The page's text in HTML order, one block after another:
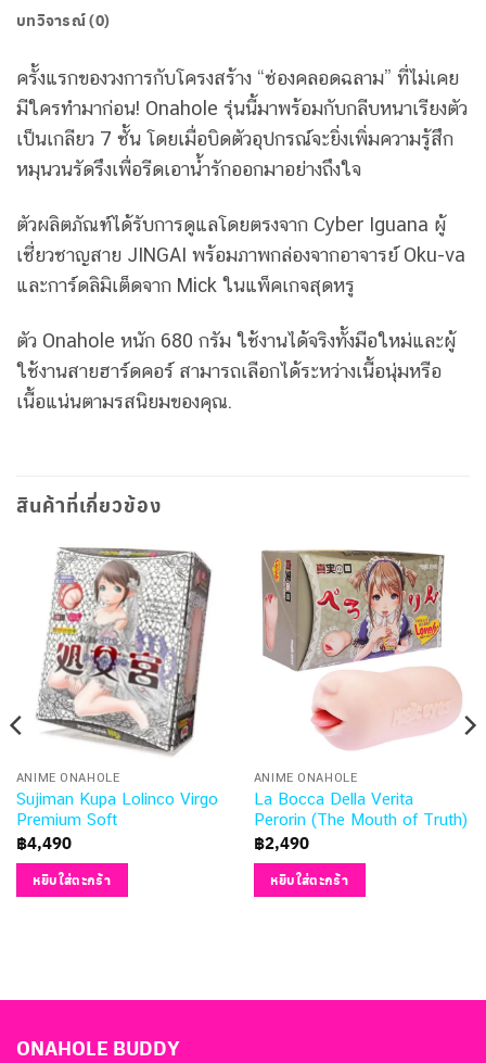
บทวิจารณ์ (0)
ครั้งแรกของวงการกับโครงสร้าง “ช่องคลอดฉลาม” ที่ไม่เคย
มีใครทำมาก่อน! Onahole รุ่นนี้มาพร้อมกับกลีบหนาเรียงตัว
เป็นเกลียว 7 ชั้น โดยเมื่อบิดตัวอุปกรณ์จะยิ่งเพิ่มความรู้สึก
หมุนวนรัดรึงเพื่อรีดเอาน้ำรักออกมาอย่างถึงใจ
ตัวผลิตภัณฑ์ได้รับการดูแลโดยตรงจาก Cyber Iguana ผู้
เชี่ยวชาญสาย JINGAI พร้อมภาพกล่องจากอาจารย์ Oku-va
และการ์ดลิมิเต็ดจาก Mick ในแพ็คเกจสุดหรู
ตัว Onahole หนัก 680 กรัม ใช้งานได้จริงทั้งมือใหม่และผู้
ใช้งานสายฮาร์ดคอร์ สามารถเลือกได้ระหว่างเนื้อนุ่มหรือ
เนื้อแน่นตามรสนิยมของคุณ.
สินค้าที่เกี่ยวข้อง
ANIME ONAHOLE
Sujiman Kupa Lolinco Virgo
Premium Soft
฿4,490
หยิบใส่ตะกร้า
ANIME ONAHOLE
La Bocca Della Verita
Perorin (The Mouth of Truth)
฿2,490
หยิบใส่ตะกร้า
ONAHOLE BUDDY